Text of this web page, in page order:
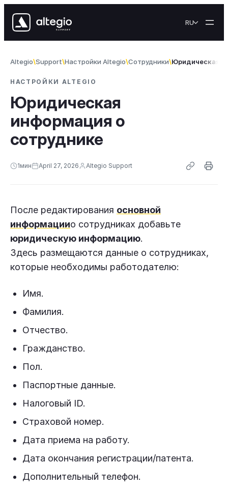
RU
Altegio Support Настройки Altegio Сотрудники Юридическая
НАСТРОЙКИ ALTEGIO
Юридическая
информация о
сотруднике
1мин April 27, 2026 Altegio Support
После редактирования основной
информациио сотрудниках добавьте
юридическую информацию.
Здесь размещаются данные о сотрудниках,
которые необходимы работодателю:
Имя.
Фамилия.
Отчество.
Гражданство.
Пол.
Паспортные данные.
Налоговый ID.
Страховой номер.
Дата приема на работу.
Дата окончания регистрации/патента.
Дополнительный телефон.